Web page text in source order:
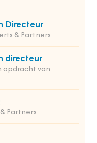
Directeur
& Partners
directeur
opdracht van
Partners